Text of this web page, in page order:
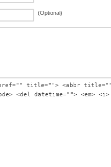
(Optional)
title=""> <abbr
<del datetime=""> <em>